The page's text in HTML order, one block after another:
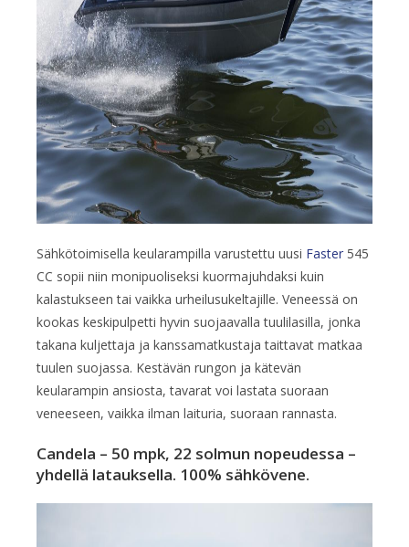
Sähkötoimisella keularampilla varustettu uusi Faster 545
CC sopii niin monipuoliseksi kuormajuhdaksi kuin
kalastukseen tai vaikka urheilusukeltajille. Veneessä on
kookas keskipulpetti hyvin suojaavalla tuulilasilla, jonka
takana kuljettaja ja kanssamatkustaja taittavat matkaa
tuulen suojassa. Kestävän rungon ja kätevän
keularampin ansiosta, tavarat voi lastata suoraan
veneeseen, vaikka ilman laituria, suoraan rannasta.
Candela – 50 mpk, 22 solmun nopeudessa –
yhdellä latauksella. 100% sähkövene.